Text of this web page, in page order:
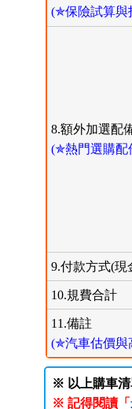
(✯保險試算與
8.額外加選配
(✯熱門選購配
9.付款方式(現
10.規費合計
11.備註
(✯汽車估價與
※ 以上購車清
※ 記得閱讀「